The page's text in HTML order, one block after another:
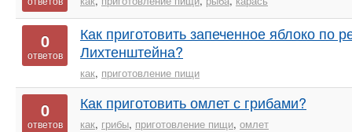
0
ответов
Как приготовить запеченное яблоко по
Лихтенштейна?
как, приготовление пищи
0
ответов
Как приготовить омлет с грибами?
как, грибы, приготовление пищи, омлет